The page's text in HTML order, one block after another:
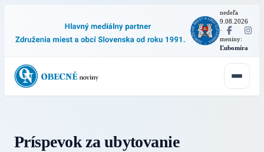
nedeľa
9.08.2026
·
meniny:
Ľubomíra
Príspevok za ubytovanie